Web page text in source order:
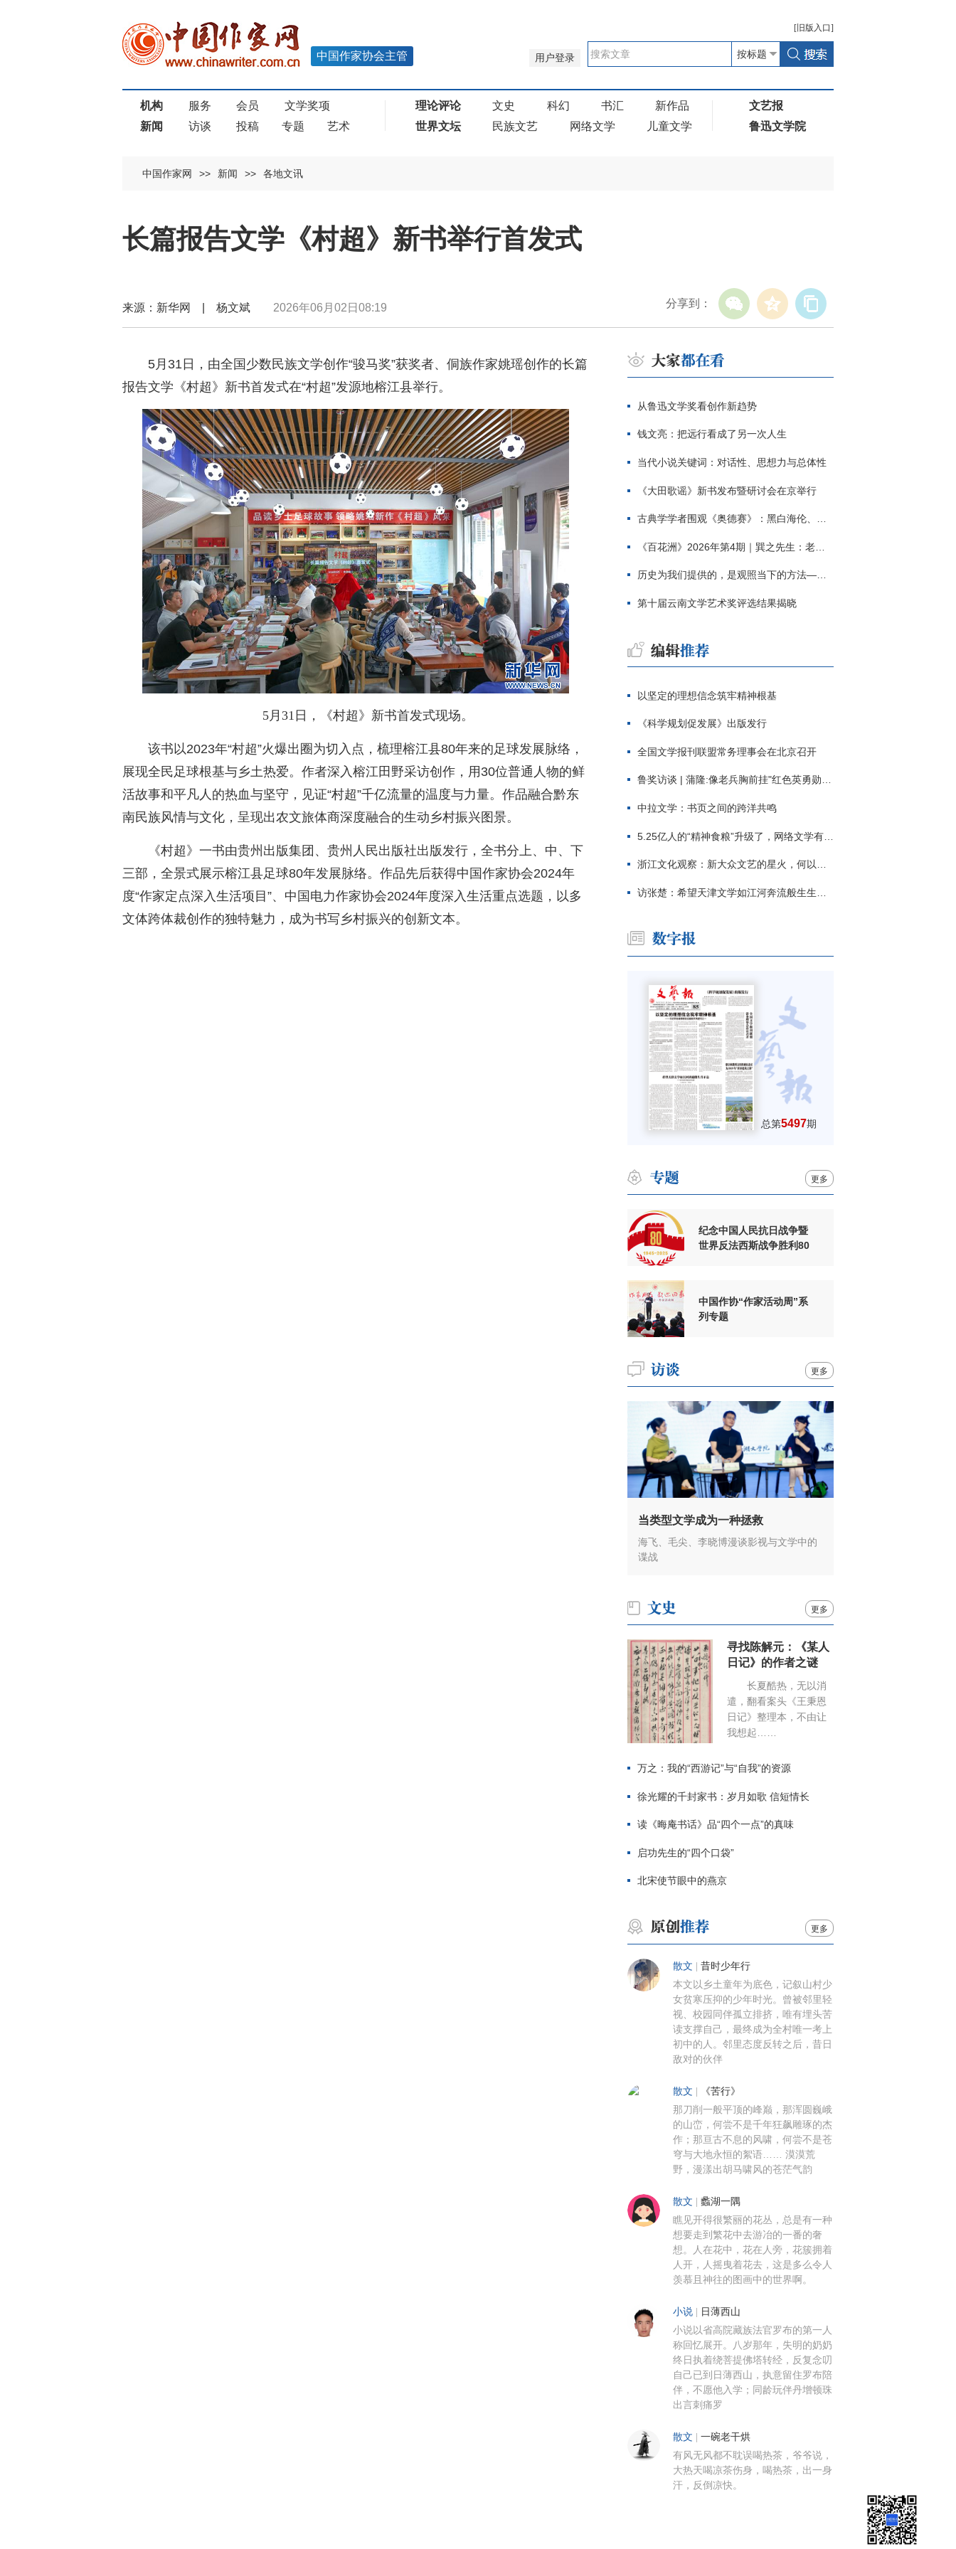
[ 旧版 入口]
用户登录
中国作家协会主管
机构 服务 会员
文学奖项
新闻
访谈 投稿 专题 艺术
理论评论 文史 科幻 书汇
新作品
世界文坛
民族文艺 网络文学 儿童文学
文艺报
鲁迅文学院
中国作家网 >> 新闻 >> 各地文讯
长篇报告文学《村超》新书举行首发式
分享到：
来源：新华网 | 杨文斌 2026年06月02日08:19
5月31日，由全国少数民族文学创作“骏马奖”获奖者、侗族作家姚瑶创作的长篇
报告文学《村超》新书首发式在“村超”发源地榕江县举行。
5月31日，《村超》新书首发式现场。
该书以2023年“村超”火爆出圈为切入点，梳理榕江县80年来的足球发展脉络，
展现全民足球根基与乡土热爱。作者深入榕江田野采访创作，用30位普通人物的鲜
活故事和平凡人的热血与坚守，见证“村超”千亿流量的温度与力量。作品融合黔东
南民族风情与文化，呈现出农文旅体商深度融合的生动乡村振兴图景。
《村超》一书由贵州出版集团、贵州人民出版社出版发行，全书分上、中、下
三部，全景式展示榕江县足球80年发展脉络。作品先后获得中国作家协会2024年
度“作家定点深入生活项目”、中国电力作家协会2024年度深入生活重点选题，以多
文体跨体裁创作的独特魅力，成为书写乡村振兴的创新文本。
从鲁迅文学奖看创作新趋势
钱文亮：把远行看成了另一次人生
当代小说关键词：对话性、思想力与总体性
《大田歌谣》新书发布暨研讨会在京举行
古典学学者围观《奥德赛》：黑白海伦、佩涅罗佩的别针与神秘入侵者
《百花洲》2026年第4期｜巽之先生：老兵朱向前侧记三题
历史为我们提供的，是观照当下的方法——历史题材非虚构写作多人谈
第十届云南文学艺术奖评选结果揭晓
以坚定的理想信念筑牢精神根基
《科学规划促发展》出版发行
全国文学报刊联盟常务理事会在北京召开
鲁奖访谈 | 蒲隆:像老兵胸前挂"红色英勇勋章"
中拉文学：书页之间的跨洋共鸣
5.25亿人的“精神食粮”升级了，网络文学有了哪些新变化？
浙江文化观察：新大众文艺的星火，何以燎原？
访张楚：希望天津文学如江河奔流般生生不息
总第5497期
更多
纪念中国人民抗日战争暨
世界反法西斯战争胜利80
中国作协“作家活动周”系
列专题
更多
当类型文学成为一种拯救
海飞、毛尖、李晓博漫谈影视与文学中的
谍战
更多
寻找陈解元：《某人
日记》的作者之谜
长夏酷热，无以消
遣，翻看案头《王秉恩
日记》整理本，不由让
我想起……
万之：我的“西游记”与“自我”的资源
徐光耀的千封家书：岁月如歌 信短情长
读《晦庵书话》品“四个一点”的真味
启功先生的“四个口袋”
北宋使节眼中的燕京
更多
散文 昔时少年行
本文以乡土童年为底色，记叙山村少
女贫寒压抑的少年时光。曾被邻里轻
视、校园同伴孤立排挤，唯有埋头苦
读支撑自己，最终成为全村唯一考上
初中的人。邻里态度反转之后，昔日
敌对的伙伴
散文 《苦行》
那刀削一般平顶的峰巅，那浑圆巍峨
的山峦，何尝不是千年狂飙雕琢的杰
作；那亘古不息的风啸，何尝不是苍
穹与大地永恒的絮语…… 漠漠荒
野，漫漾出胡马啸风的苍茫气韵
散文 蠡湖一隅
瞧见开得很繁丽的花丛，总是有一种
想要走到繁花中去游冶的一番的奢
想。人在花中，花在人旁，花簇拥着
人开，人摇曳着花去，这是多么令人
羡慕且神往的图画中的世界啊。
小说 日薄西山
小说以省高院藏族法官罗布的第一人
称回忆展开。八岁那年，失明的奶奶
终日执着绕菩提佛塔转经，反复念叨
自己已到日薄西山，执意留住罗布陪
伴，不愿他入学；同龄玩伴丹增顿珠
出言刺痛罗
散文 一碗老干烘
有风无风都不耽误喝热茶，爷爷说，
大热天喝凉茶伤身，喝热茶，出一身
汗，反倒凉快。